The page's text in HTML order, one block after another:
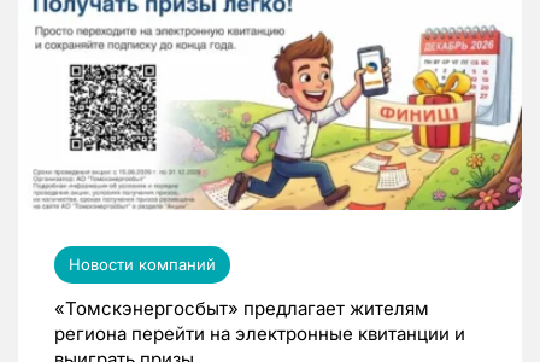
Новости компаний
«Томскэнергосбыт» предлагает жителям
региона перейти на электронные квитанции и